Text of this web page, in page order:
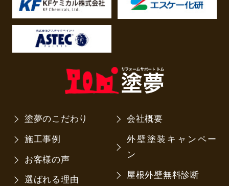
塗夢のこだわり
施工事例
お客様の声
選ばれる理由
会社概要
外壁塗装キャンペー
ン
屋根外壁無料診断